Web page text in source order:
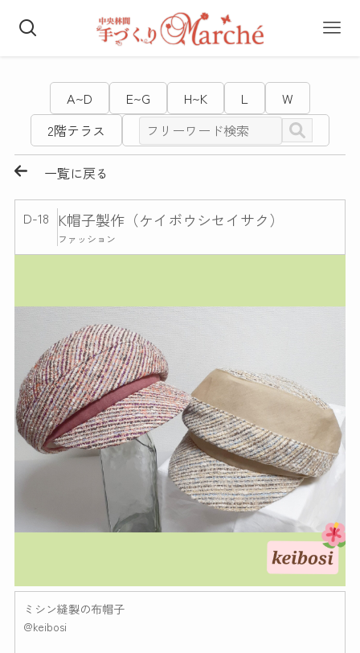
A~D E~G H~K L
W
2階テラス
一覧に戻る
D-18 K帽子製作（ケイボウシセイサク）
ファッション
ミシン縫製の布帽子
@keibosi